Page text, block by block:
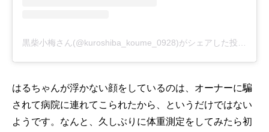
黒柴小梅さん(@kuroshiba_koume_0928)がシェアした投稿
はるちゃんが浮かない顔をしているのは、オーナーに騙
されて病院に連れてこられたから、というだけではない
ようです。なんと、久しぶりに体重測定をしてみたら初